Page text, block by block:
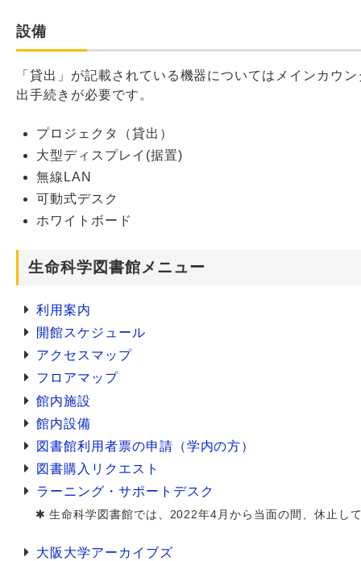
設備
「貸出」が記載されている機器についてはメインカウ
出手続きが必要です。
プロジェクタ（貸出）
大型ディスプレイ(据置)
無線LAN
可動式デスク
ホワイトボード
生命科学図書館メニュー
利用案内
開館スケジュール
アクセスマップ
フロアマップ
館内施設
館内設備
図書館利用者票の申請（学内の方）
図書購入リクエスト
ラーニング・サポートデスク
生命科学図書館では、2022年4月から当面の間、休止し
大阪大学アーカイブズ